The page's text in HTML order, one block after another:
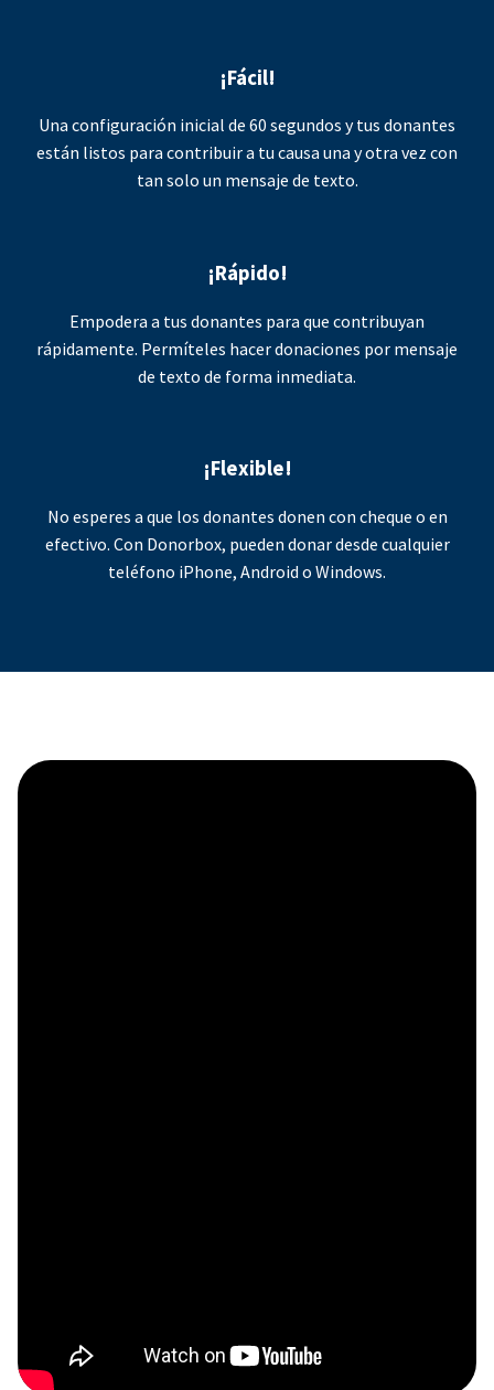
¡Fácil!
Una configuración inicial de 60 segundos y tus donantes
están listos para contribuir a tu causa una y otra vez con
tan solo un mensaje de texto.
¡Rápido!
Empodera a tus donantes para que contribuyan
rápidamente. Permíteles hacer donaciones por mensaje
de texto de forma inmediata.
¡Flexible!
No esperes a que los donantes donen con cheque o en
efectivo. Con Donorbox, pueden donar desde cualquier
teléfono iPhone, Android o Windows.